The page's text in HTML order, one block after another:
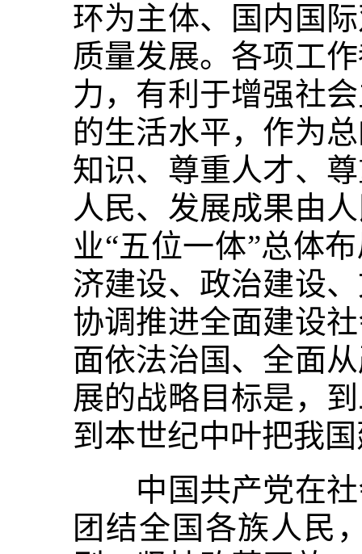
环为主体、国内国
质量发展。各项工
力，有利于增强社
的生活水平，作为
知识、尊重人才、
人民、发展成果由
业“五位一体”总体
济建设、政治建设
协调推进全面建设
面依法治国、全面
展的战略目标是，
到本世纪中叶把我
中国共产党在社
团结全国各族人民